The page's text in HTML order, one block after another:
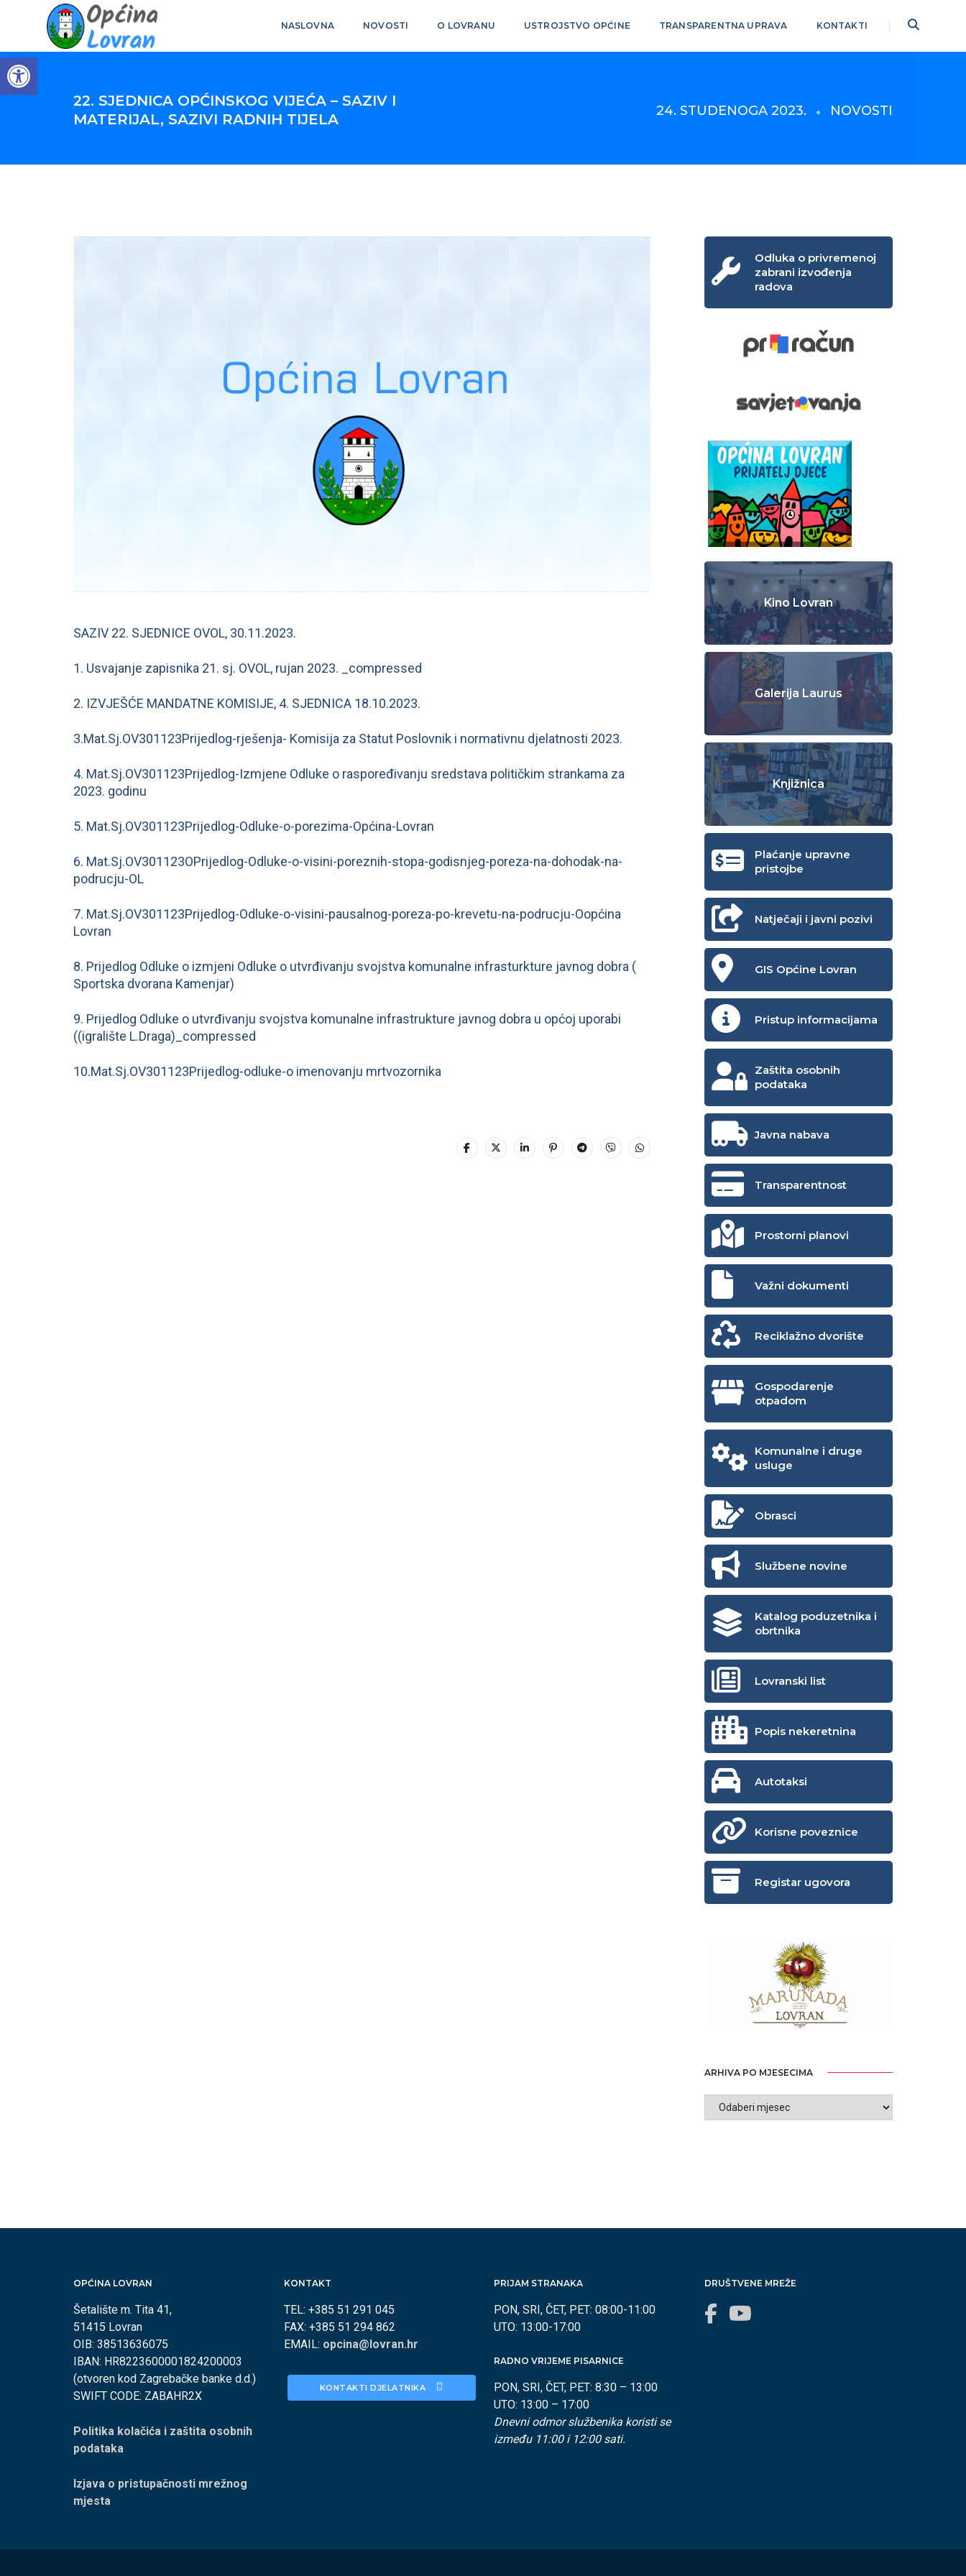
Open toolbar
NASLOVNA NOVOSTI O LOVRANU USTROJSTVO OPĆINE TRANSPARENTNA UPRAVA KONTAKTI
22. SJEDNICA OPĆINSKOG VIJEĆA – SAZIV I
MATERIJAL, SAZIVI RADNIH TIJELA
24. STUDENOGA 2023. NOVOSTI
SAZIV 22. SJEDNICE OVOL, 30.11.2023.
1. Usvajanje zapisnika 21. sj. OVOL, rujan 2023. _compressed
2. IZVJEŠĆE MANDATNE KOMISIJE, 4. SJEDNICA 18.10.2023.
3.Mat.Sj.OV301123Prijedlog-rješenja- Komisija za Statut Poslovnik i normativnu djelatnosti 2023.
4. Mat.Sj.OV301123Prijedlog-Izmjene Odluke o raspoređivanju sredstava političkim strankama za
2023. godinu
5. Mat.Sj.OV301123Prijedlog-Odluke-o-porezima-Općina-Lovran
6. Mat.Sj.OV301123OPrijedlog-Odluke-o-visini-poreznih-stopa-godisnjeg-poreza-na-dohodak-na-
podrucju-OL
7. Mat.Sj.OV301123Prijedlog-Odluke-o-visini-pausalnog-poreza-po-krevetu-na-podrucju-Oopćina
Lovran
8. Prijedlog Odluke o izmjeni Odluke o utvrđivanju svojstva komunalne infrasturkture javnog dobra (
Sportska dvorana Kamenjar)
9. Prijedlog Odluke o utvrđivanju svojstva komunalne infrastrukture javnog dobra u općoj uporabi
((igralište L.Draga)_compressed
10.Mat.Sj.OV301123Prijedlog-odluke-o imenovanju mrtvozornika
Odluka o privremenoj
zabrani izvođenja
radova
Kino Lovran
Galerija Laurus
Knjižnica
Plaćanje upravne
pristojbe
Natječaji i javni pozivi
GIS Općine Lovran
Pristup informacijama
Zaštita osobnih
podataka
Javna nabava
Transparentnost
Prostorni planovi
Važni dokumenti
Reciklažno dvorište
Gospodarenje
otpadom
Komunalne i druge
usluge
Obrasci
Službene novine
Katalog poduzetnika i
obrtnika
Lovranski list
Popis nekeretnina
Autotaksi
Korisne poveznice
Registar ugovora
ARHIVA PO MJESECIMA
ARHIVA
PO
OPĆINA LOVRAN
Šetalište m. Tita 41,
51415 Lovran
OIB: 38513636075
IBAN: HR8223600001824200003
(otvoren kod Zagrebačke banke d.d.)
SWIFT CODE: ZABAHR2X
Politika kolačića i zaštita osobnih
podataka
Izjava o pristupačnosti mrežnog
mjesta
KONTAKT
TEL: +385 51 291 045
FAX: +385 51 294 862
EMAIL: opcina@lovran.hr
KONTAKTI DJELATNIKA
PRIJAM STRANAKA
PON, SRI, ČET, PET: 08:00-11:00
UTO: 13:00-17:00
RADNO VRIJEME PISARNICE
PON, SRI, ČET, PET: 8:30 – 13:00
UTO: 13:00 – 17:00
Dnevni odmor službenika koristi se
između 11:00 i 12:00 sati.
DRUŠTVENE MREŽE